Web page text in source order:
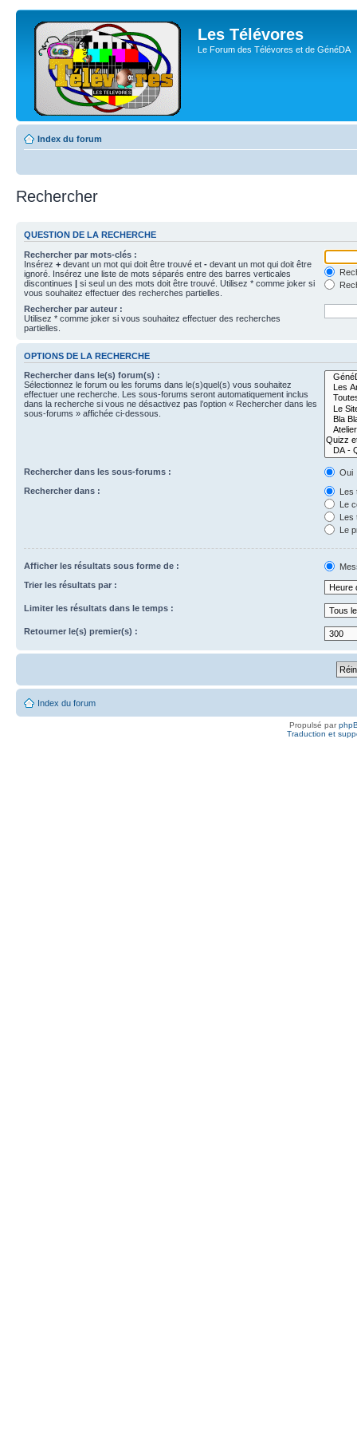
Les Télévores
Le Forum des Télévores et de GénéDA
Index du forum
Rechercher
QUESTION DE LA RECHERCHE
Rechercher par mots-clés :
Insérez + devant un mot qui doit être trouvé et - devant un mot qui doit être
ignoré. Insérez une liste de mots séparés entre des barres verticales
discontinues | si seul un des mots doit être trouvé. Utilisez * comme joker si
vous souhaitez effectuer des recherches partielles.
Rechercher par auteur :
Utilisez * comme joker si vous souhaitez effectuer des recherches
partielles.
OPTIONS DE LA RECHERCHE
Rechercher dans le(s) forum(s) :
Sélectionnez le forum ou les forums dans le(s)quel(s) vous souhaitez
effectuer une recherche. Les sous-forums seront automatiquement inclus
dans la recherche si vous ne désactivez pas l’option « Rechercher dans les
sous-forums » affichée ci-dessous.
Rechercher dans les sous-forums :
Oui
Rechercher dans :
Les
Le
Les
Le
Afficher les résultats sous forme de :
Trier les résultats par :
Limiter les résultats dans le temps :
Retourner le(s) premier(s) :
Index du forum
Propulsé par
Traduction et